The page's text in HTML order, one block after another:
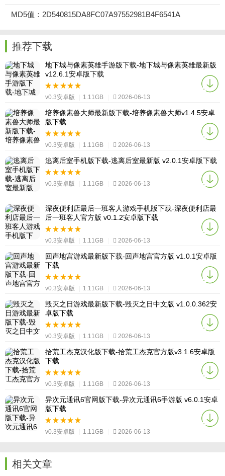
MD5值：2D540815DA8FC07A97552981B4F6541A
推荐下载
地下城与像素英雄手游版下载-地下城与像素英雄最新版
v12.6.1安卓版下载
v0.3安卓版 1.11GB 2026-06-13
培养像素兽大师最新版下载-培养像素兽大师v1.4.5安卓
版下载
v0.3安卓版 1.11GB 2026-06-13
逃离后室手机版下载-逃离后室最新版 v2.0.1安卓版下载
v0.3安卓版 1.11GB 2026-06-13
深夜便利店最后一班客人游戏手机版下载-深夜便利店最
后一班客人官方版 v0.1.2安卓版下载
v0.3安卓版 1.11GB 2026-06-13
回声地宫游戏最新版下载-回声地宫官方版 v1.0.1安卓版
下载
v0.3安卓版 1.11GB 2026-06-13
毁灭之日游戏最新版下载-毁灭之日中文版 v1.0.0.362安
卓版下载
v0.3安卓版 1.11GB 2026-06-13
拾荒工杰克汉化版下载-拾荒工杰克官方版v3.1.6安卓版
下载
v0.3安卓版 1.11GB 2026-06-13
异次元通讯6官网版下载-异次元通讯6手游版 v6.0.1安卓
版下载
v0.3安卓版 1.11GB 2026-06-13
相关文章